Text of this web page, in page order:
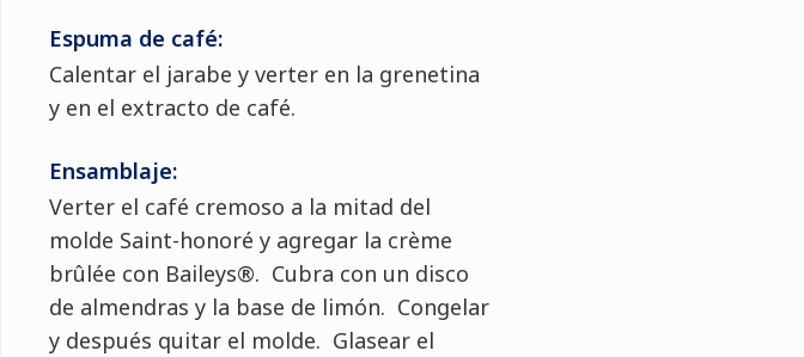
Espuma de café:
Calentar el jarabe y verter en la grenetina
y en el extracto de café.
Ensamblaje:
Verter el café cremoso a la mitad del
molde Saint-honoré y agregar la crème
brûlée con Baileys®. Cubra con un disco
de almendras y la base de limón. Congelar
y después quitar el molde. Glasear el